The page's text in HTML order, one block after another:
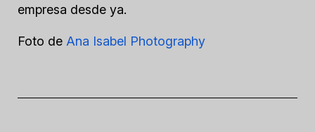
empresa desde ya.
Foto de Ana Isabel Photography